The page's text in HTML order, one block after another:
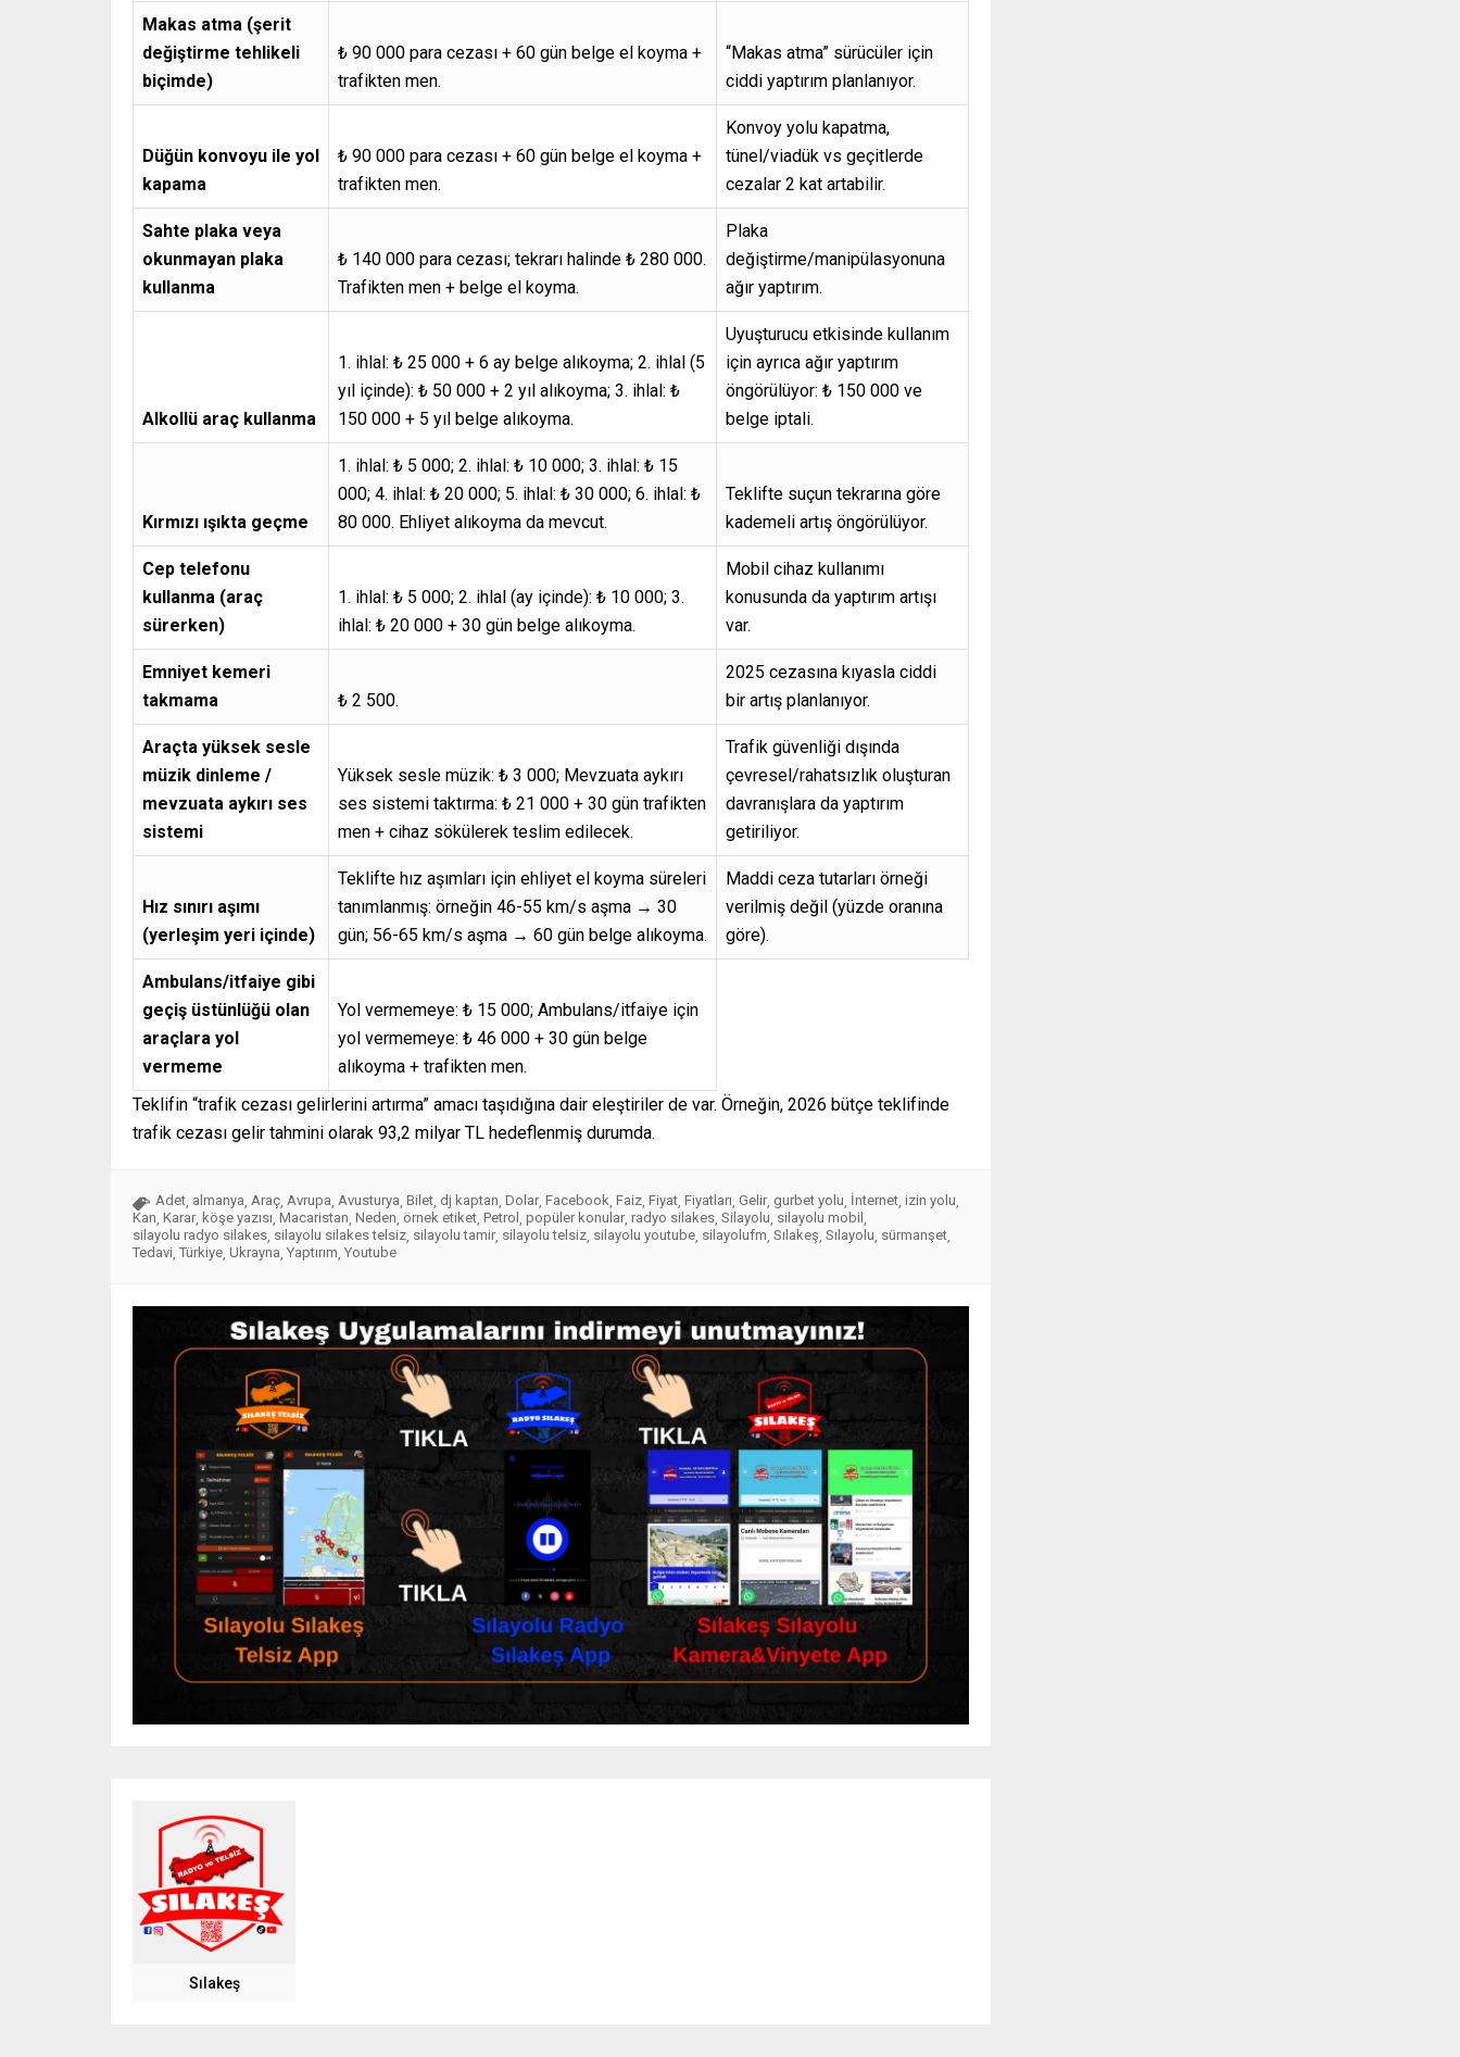
Makas atma (şerit
değiştirme tehlikeli
biçimde)
₺ 90 000 para cezası + 60 gün belge el koyma +
trafikten men.
“Makas atma” sürücüler için
ciddi yaptırım planlanıyor.
Düğün konvoyu ile yol
kapama
₺ 90 000 para cezası + 60 gün belge el koyma +
trafikten men.
Konvoy yolu kapatma,
tünel/viadük vs geçitlerde
cezalar 2 kat artabilir.
Sahte plaka veya
okunmayan plaka
kullanma
₺ 140 000 para cezası; tekrarı halinde ₺ 280 000.
Trafikten men + belge el koyma.
Plaka
değiştirme/manipülasyonuna
ağır yaptırım.
Alkollü araç kullanma
1. ihlal: ₺ 25 000 + 6 ay belge alıkoyma; 2. ihlal (5
yıl içinde): ₺ 50 000 + 2 yıl alıkoyma; 3. ihlal: ₺
150 000 + 5 yıl belge alıkoyma.
Uyuşturucu etkisinde kullanım
için ayrıca ağır yaptırım
öngörülüyor: ₺ 150 000 ve
belge iptali.
Kırmızı ışıkta geçme
1. ihlal: ₺ 5 000; 2. ihlal: ₺ 10 000; 3. ihlal: ₺ 15
000; 4. ihlal: ₺ 20 000; 5. ihlal: ₺ 30 000; 6. ihlal: ₺
80 000. Ehliyet alıkoyma da mevcut.
Teklifte suçun tekrarına göre
kademeli artış öngörülüyor.
Cep telefonu
kullanma (araç
sürerken)
1. ihlal: ₺ 5 000; 2. ihlal (ay içinde): ₺ 10 000; 3.
ihlal: ₺ 20 000 + 30 gün belge alıkoyma.
Mobil cihaz kullanımı
konusunda da yaptırım artışı
var.
Emniyet kemeri
takmama
₺ 2 500.
2025 cezasına kıyasla ciddi
bir artış planlanıyor.
Araçta yüksek sesle
müzik dinleme /
mevzuata aykırı ses
sistemi
Yüksek sesle müzik: ₺ 3 000; Mevzuata aykırı
ses sistemi taktırma: ₺ 21 000 + 30 gün trafikten
men + cihaz sökülerek teslim edilecek.
Trafik güvenliği dışında
çevresel/rahatsızlık oluşturan
davranışlara da yaptırım
getiriliyor.
Hız sınırı aşımı
(yerleşim yeri içinde)
Teklifte hız aşımları için ehliyet el koyma süreleri
tanımlanmış: örneğin 46-55 km/s aşma → 30
gün; 56-65 km/s aşma → 60 gün belge alıkoyma.
Maddi ceza tutarları örneği
verilmiş değil (yüzde oranına
göre).
Ambulans/itfaiye gibi
geçiş üstünlüğü olan
araçlara yol
vermeme
Yol vermemeye: ₺ 15 000; Ambulans/itfaiye için
yol vermemeye: ₺ 46 000 + 30 gün belge
alıkoyma + trafikten men.
Teklifin “trafik cezası gelirlerini artırma” amacı taşıdığına dair eleştiriler de var. Örneğin, 2026 bütçe teklifinde
trafik cezası gelir tahmini olarak 93,2 milyar TL hedeflenmiş durumda.
Adet almanya Araç Avrupa Avusturya Bilet dj kaptan Dolar Facebook Faiz Fiyat Fiyatları Gelir gurbet yolu İnternet izin yolu
Kan Karar köşe yazısı Macaristan Neden örnek etiket Petrol popüler konular radyo silakes Silayolu silayolu mobil
silayolu radyo silakes silayolu silakes telsiz silayolu tamir silayolu telsiz silayolu youtube silayolufm Sılakeş Sılayolu sürmanşet
Tedavi Türkiye Ukrayna Yaptırım Youtube
Sılakeş